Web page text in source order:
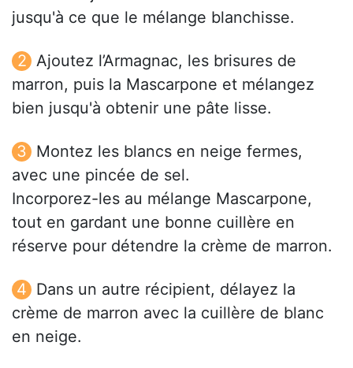
jusqu'à ce que le mélange blanchisse.
Ajoutez l’Armagnac, les brisures de
marron, puis la Mascarpone et mélangez
bien jusqu'à obtenir une pâte lisse.
Montez les blancs en neige fermes,
avec une pincée de sel.
Incorporez-les au mélange Mascarpone,
tout en gardant une bonne cuillère en
réserve pour détendre la crème de marron.
Dans un autre récipient, délayez la
crème de marron avec la cuillère de blanc
en neige.